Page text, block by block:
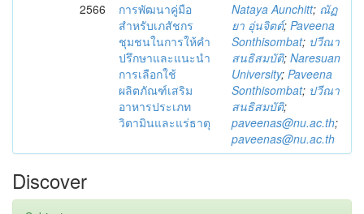
2566
การพัฒนาคู่มือ
สำหรับเภสัชกร
ชุมชนในการให้คำ
ปรึกษาและแนะนำ
การเลือกใช้
ผลิตภัณฑ์เสริม
อาหารประเภท
วิตามินและแร่ธาตุ
Nataya Aunchitt; ณัฏ
ยา อุ่นจิตต์; Paveena
Sonthisombat; ปวีณา
สนธิสมบัติ; Naresuan
University; Paveena
Sonthisombat; ปวีณา
สนธิสมบัติ;
paveenas@nu.ac.th;
paveenas@nu.ac.th
Discover